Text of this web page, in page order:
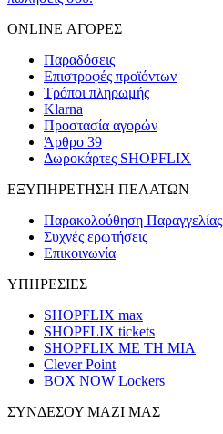
ONLINE ΑΓΟΡΕΣ
Παραδόσεις
Επιστροφές προϊόντων
Τρόποι πληρωμής
Klarna
Προστασία αγορών
Άρθρο 39
Δωροκάρτες SHOPFLIX
ΕΞΥΠΗΡΕΤΗΣΗ ΠΕΛΑΤΩΝ
Παρακολούθηση Παραγγελίας
Συχνές ερωτήσεις
Επικοινωνία
ΥΠΗΡΕΣΙΕΣ
SHOPFLIX max
SHOPFLIX tickets
SHOPFLIX ΜΕ ΤΗ ΜΙΑ
Clever Point
BOX NOW Lockers
ΣΥΝΔΕΣΟΥ ΜΑΖΙ ΜΑΣ